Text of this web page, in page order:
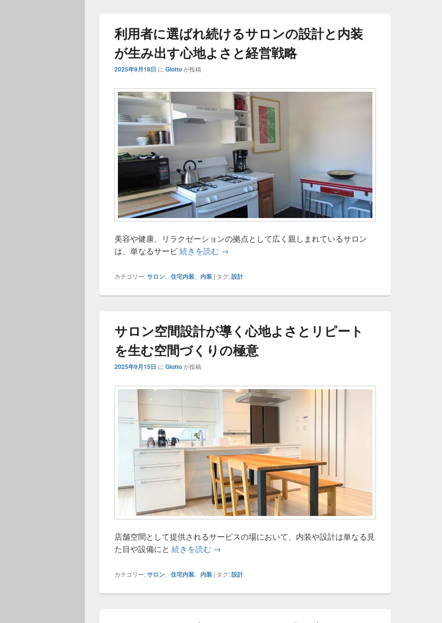
利用者に選ばれ続けるサロンの設計と内装
が生み出す心地よさと経営戦略
2025年9月18日 に Giottoが投稿
美容や健康、リラクゼーションの拠点として広く親しまれているサロン
は、単なるサービ続きを読む 利用者に選ばれ続けるサロンの設計と内装が生み出す心地よ
→
カテゴリー:サロン 住宅内装 内装 | タグ:設計
サロン空間設計が導く心地よさとリピート
を生む空間づくりの極意
2025年9月15日 に Giottoが投稿
店舗空間として提供されるサービスの場において、内装や設計は単なる見
た目や設備にと 続きを読む サロン空間設計が導く心地よさとリピートを生む空間づくりの
→
カテゴリー:サロン 住宅内装 内装 | タグ:設計